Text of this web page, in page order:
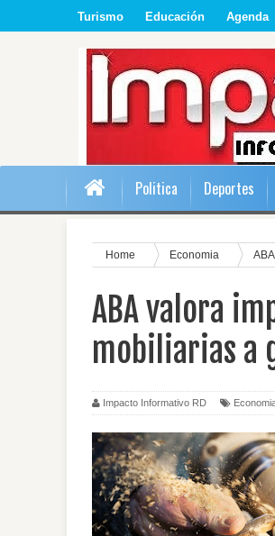
Turismo Educación Agenda
Politica Deportes
Home Economia
ABA valora
mobiliarias a
Impacto Informativo RD